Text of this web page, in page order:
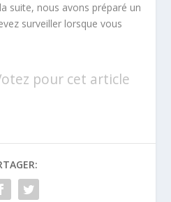
suite, nous avons préparé un
surveiller lorsque vous
pour cet article